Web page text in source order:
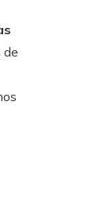
de